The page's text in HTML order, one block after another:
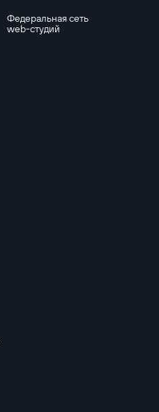
Федеральная сеть
web-студий